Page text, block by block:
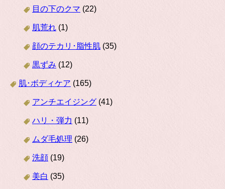
目の下のクマ (22)
肌荒れ (1)
顔のテカリ･脂性肌 (35)
黒ずみ (12)
肌･ボディケア (165)
アンチエイジング (41)
ハリ・弾力 (11)
ムダ毛処理 (26)
洗顔 (19)
美白 (35)